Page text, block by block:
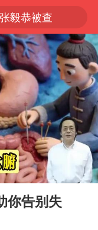
毅恭被查
“电影+”如何激发千亿级消费新活力？
上海：台风白海豚或将带来龙卷风
陈垣宇0-3张禹珍 国乒男单全军覆没
茶到底有多火
中巨芯：上半年归母净利润1405.77万元
级地震致1死
东航：国内客票提前14天免费退改
体大跌
你告别失